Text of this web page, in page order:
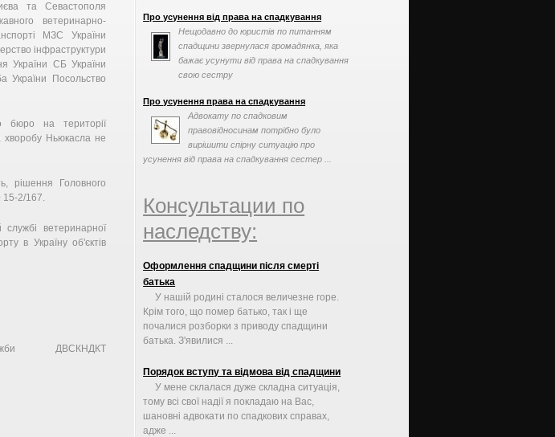
та Севастополя
ветеринарно-
МЗС України
інфраструктури
України СБ України
України Посольство
бюро на території
хворобу Ньюкасла не
рішення Головного
15-2/167.
службі ветеринарної
в Україну об'єктів
ДВСКНДКТ
Про усунення від права на спадкування
Нещодавно до юристів по питанням
спадщини звернулася громадянка, яка
бажає усунути від права на спадкування
свою сестру
Про усунення права на спадкування
Адвокату по спадковим
правовідносинам потрібно було
вирішити спірну ситуацію про
усунення від права на спадкування сестер ...
Консультации по
наследству:
Оформлення спадщини після смерті
батька
У нашій родині сталося величезне горе.
Крім того, що помер батько, так і ще
почалися розборки з приводу спадщини
батька. З'явилися ...
Порядок вступу та відмова від спадщини
У мене склалася дуже складна ситуація,
тому всі свої надії я покладаю на Вас,
шановні адвокати по спадкових справах,
адже ...